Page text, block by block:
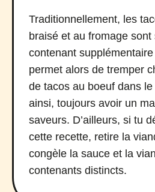
Traditionnellement, les
braisé et au fromage
contenant
permet alors de tremper
de tacos au boeuf dans
ainsi, toujours avoir un
saveurs. D’ailleurs, si tu
cette recette, retire la
congèle la sauce et la
contenants distincts.